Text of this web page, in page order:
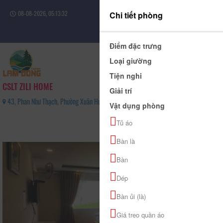
08-08-2026, 05:13:32
Đăng nhập
CSLT ZILI HOME
43, Phan Như Thạch, Phường Xuân Hương - Đà Lạt, Tỉnh Lâm Đồng - 0356862793
Chi tiết phòng
Điểm đặc trưng
Loại giường
Tiện nghi
Giải trí
Vật dụng phòng
Tủ áo
Bàn là
Bàn
Dép
Bàn ủi (là)
Giá treo quần áo